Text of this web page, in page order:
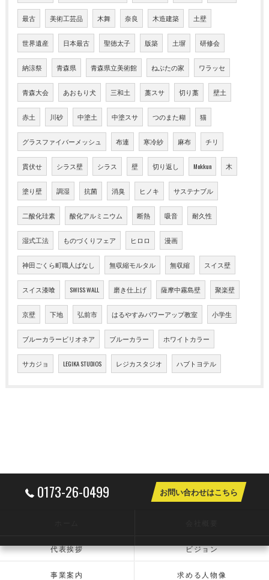
最古 美術工芸品 木舞 奈良 木造建築 土壁
世界遺産 日本最古 聖徳太子 版築 土塀 研修会
納涼祭 青森県 青森県立美術館 ねぶたの家 ワラッセ
青森大会 あおもり犬 三和土 藁スサ 切り藁 壁土
赤土 川砂 中塗土 中塗スサ つのまた糊 猫
グラスファイバーメッシュ 布連 寒冷紗 麻布 チリ
貫伏せ シラス壁 シラス 壁 切り返し Mokkun 木
塗り壁 調湿 抗菌 消臭 ヒノキ サステナブル
二酸化珪素 酸化アルミニウム 断熱 吸音 耐久性
湿式工法 ものづくりフェア ヒロロ 漫画
神田ごくら町職人ばなし 無収縮モルタル 無収縮 スイス壁
スイス漆喰 SWISS WALL 磨き仕上げ 薩摩中霧島壁 聚楽壁
京壁 下地 弘前市 はるやすみパワーアップ教室 小学生
ブルーカラービリオネア ブルーカラー ホワイトカラー
サカジョ LEGIKA STUDIOS レジカスタジオ ハブトヨテル
0173-26-0499 お問い合わせはこちら
代表挨拶 ビジョン
事業案内 求める人物像